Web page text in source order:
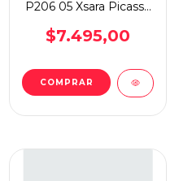
P206 05 Xsara Picasso
$7.495,00
COMPRAR